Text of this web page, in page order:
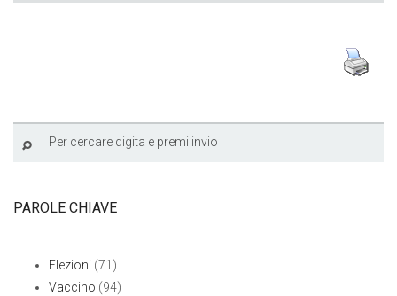
PAROLE CHIAVE
Elezioni (71)
Vaccino (94)